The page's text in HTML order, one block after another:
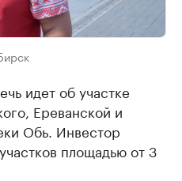
идет об участке
Ереванской и
Обь. Инвестор
площадью от 3